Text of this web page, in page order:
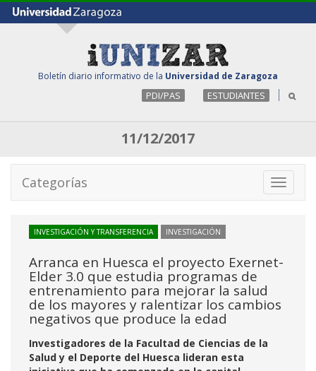
Boletín diario informativo de la Universidad de Zaragoza
PDI/PAS ESTUDIANTES
11/12/2017
Toggle
Categorías
INVESTIGACIÓN Y TRANSFERENCIA INVESTIGACIÓN
Arranca en Huesca el proyecto Exernet-
Elder 3.0 que estudia programas de
entrenamiento para mejorar la salud
de los mayores y ralentizar los cambios
negativos que produce la edad
Investigadores de la Facultad de Ciencias de la
Salud y el Deporte del Huesca lideran esta